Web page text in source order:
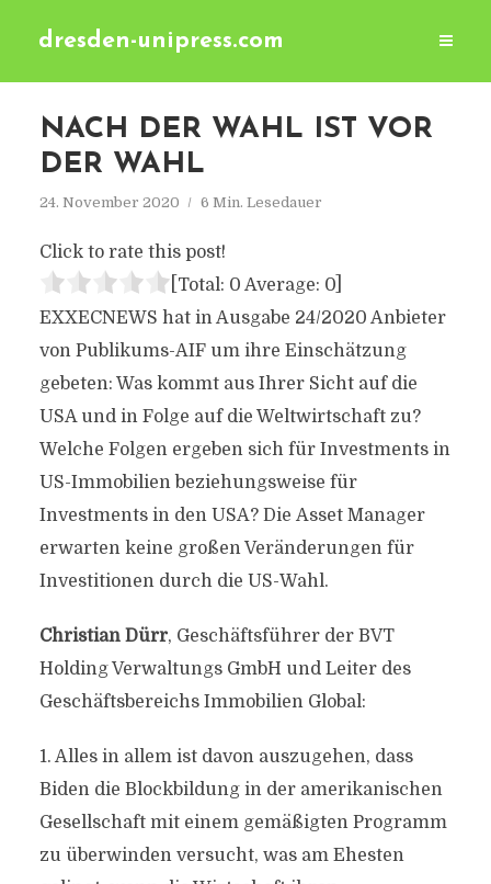
dresden-unipress.com
NACH DER WAHL IST VOR
DER WAHL
24. November 2020 6 Min. Lesedauer
Click to rate this post!
[Total: 0 Average: 0]
EXXECNEWS hat in Ausgabe 24/2020 Anbieter
von Publikums-AIF um ihre Einschätzung
gebeten: Was kommt aus Ihrer Sicht auf die
USA und in Folge auf die Weltwirtschaft zu?
Welche Folgen ergeben sich für Investments in
US-Immobilien beziehungsweise für
Investments in den USA? Die Asset Manager
erwarten keine großen Veränderungen für
Investitionen durch die US-Wahl.
Christian Dürr, Geschäftsführer der BVT
Holding Verwaltungs GmbH und Leiter des
Geschäftsbereichs Immobilien Global:
1. Alles in allem ist davon auszugehen, dass
Biden die Blockbildung in der amerikanischen
Gesellschaft mit einem gemäßigten Programm
zu überwinden versucht, was am Ehesten